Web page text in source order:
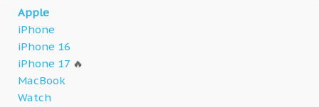
Apple
iPhone
iPhone 16
iPhone 17 🔥
MacBook
Watch